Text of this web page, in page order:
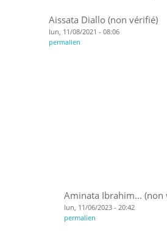
Aissata Diallo (non vérifié)
lun, 11/08/2021 - 08:06
permalien
Aminata Ibrahim... (non
lun, 11/06/2023 - 20:42
permalien